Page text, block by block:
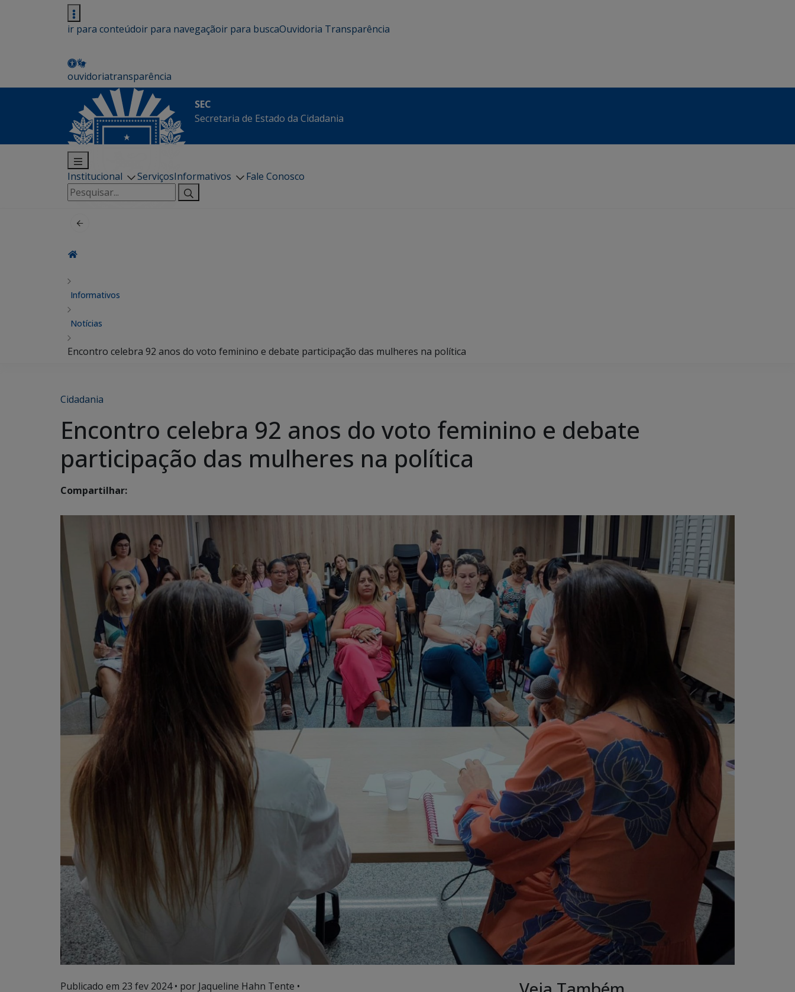
ir para conteúdoir para navegaçãoir para buscaOuvidoria Transparência
ouvidoriatransparência
SEC
Secretaria de Estado da Cidadania
Institucional ServiçosInformativos
Fale Conosco
Pesquisar
por:
Informativos
Notícias
Encontro celebra 92 anos do voto feminino e debate participação das mulheres na política
Cidadania
Encontro celebra 92 anos do voto feminino e debate
participação das mulheres na política
Compartilhar:
Publicado em 23 fev 2024• por Jaqueline Hahn Tente •